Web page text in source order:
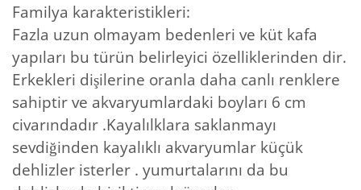
Familya karakteristikleri:
Fazla uzun olmayam bedenleri ve küt kafa
yapıları bu türün belirleyici özelliklerinden dir.
Erkekleri dişilerine oranla daha canlı renklere
sahiptir ve akvaryumlardaki boyları 6 cm
civarındadır .Kayalılklara saklanmayı
sevdiğinden kayalıklı akvaryumlar küçük
dehlizler isterler . yumurtalarını da bu